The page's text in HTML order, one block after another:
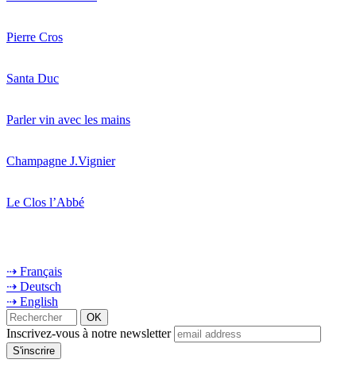
Pierre Cros
Santa Duc
Parler vin avec les mains
Champagne J.Vignier
Le Clos l’Abbé
⇢ Français
⇢ Deutsch
⇢ English
Inscrivez-vous à notre newsletter